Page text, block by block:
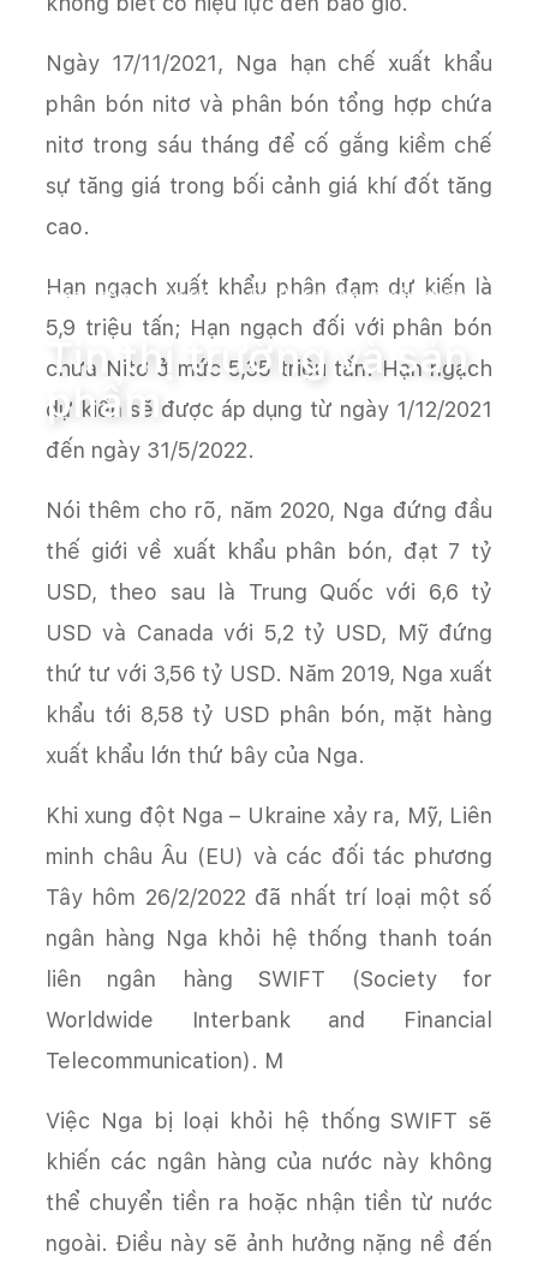
Trang chủ Tin tức Tin thị trường và sản phẩm
Tin thị trường và sản
phẩm
Ngày 17/11/2021, Nga hạn chế xuất khẩu
phân bón nitơ và phân bón tổng hợp chứa
nitơ trong sáu tháng để cố gắng kiềm chế
sự tăng giá trong bối cảnh giá khí đốt tăng
cao.
Hạn ngạch xuất khẩu phân đạm dự kiến là
5,9 triệu tấn; Hạn ngạch đối với phân bón
chứa Nitơ ở mức 5,35 triệu tấn. Hạn ngạch
dự kiến sẽ được áp dụng từ ngày 1/12/2021
đến ngày 31/5/2022.
Nói thêm cho rõ, năm 2020, Nga đứng đầu
thế giới về xuất khẩu phân bón, đạt 7 tỷ
USD, theo sau là Trung Quốc với 6,6 tỷ
USD và Canada với 5,2 tỷ USD, Mỹ đứng
thứ tư với 3,56 tỷ USD. Năm 2019, Nga xuất
khẩu tới 8,58 tỷ USD phân bón, mặt hàng
xuất khẩu lớn thứ bây của Nga.
Khi xung đột Nga – Ukraine xảy ra, Mỹ, Liên
minh châu Âu (EU) và các đối tác phương
Tây hôm 26/2/2022 đã nhất trí loại một số
ngân hàng Nga khỏi hệ thống thanh toán
liên ngân hàng SWIFT (Society for
Worldwide Interbank and Financial
Telecommunication). M
Việc Nga bị loại khỏi hệ thống SWIFT sẽ
khiến các ngân hàng của nước này không
thể chuyển tiền ra hoặc nhận tiền từ nước
ngoài. Điều này sẽ ảnh hưởng nặng nề đến